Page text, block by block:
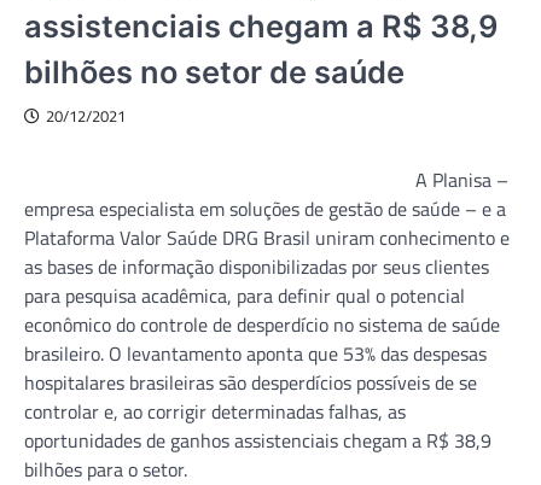
assistenciais chegam a R$ 38,9
bilhões no setor de saúde
20/12/2021
A Planisa –
empresa especialista em soluções de gestão de saúde – e a
Plataforma Valor Saúde DRG Brasil uniram conhecimento e
as bases de informação disponibilizadas por seus clientes
para pesquisa acadêmica, para definir qual o potencial
econômico do controle de desperdício no sistema de saúde
brasileiro. O levantamento aponta que 53% das despesas
hospitalares brasileiras são desperdícios possíveis de se
controlar e, ao corrigir determinadas falhas, as
oportunidades de ganhos assistenciais chegam a R$ 38,9
bilhões para o setor.